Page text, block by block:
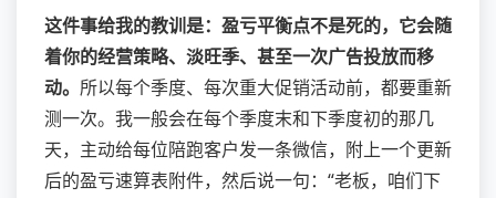
这件事给我的教训是：盈亏平衡点不是死的，它会随
着你的经营策略、淡旺季、甚至一次广告投放而移
动。 所以每个季度、每次重大促销活动前，都要重新
测一次。我一般会在每个季度末和下季度初的那几
天，主动给每位陪跑客户发一条微信，附上一个更新
后的盈亏速算表附件，然后说一句：“老板，咱们下